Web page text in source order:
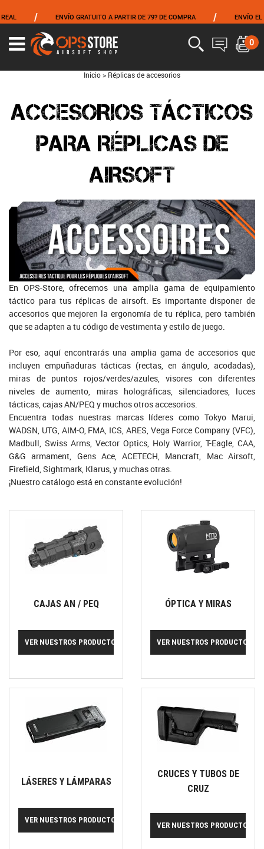
/ ENVÍO GRATUITO A PARTIR DE 79? DE COMPRA / ENVÍO EL
0
Inicio > Réplicas de accesorios
ACCESORIOS TÁCTICOS
PARA RÉPLICAS DE
AIRSOFT
En OPS-Store, ofrecemos una amplia gama de equipamiento
táctico para tus réplicas de airsoft. Es importante disponer de
accesorios que mejoren la ergonomía de tu réplica, pero también
que se adapten a tu código de vestimenta y estilo de juego.
Por eso, aquí encontrarás una amplia gama de accesorios que
incluyen empuñaduras tácticas (rectas, en ángulo, acodadas),
miras de puntos rojos/verdes/azules, visores con diferentes
niveles de aumento, miras holográficas, silenciadores, luces
tácticas, cajas AN/PEQ y muchos otros accesorios.
Encuentra todas nuestras marcas líderes como Tokyo Marui,
WADSN, UTG, AIM-O, FMA, ICS, ARES, Vega Force Company (VFC),
Madbull, Swiss Arms, Vector Optics, Holy Warrior, T-Eagle, CAA,
G&G armament, Gens Ace, ACETECH, Mancraft, Mac Airsoft,
Firefield, Sightmark, Klarus, y muchas otras.
¡Nuestro catálogo está en constante evolución!
CAJAS AN / PEQ
VER NUESTROS PRODUCTOS
ÓPTICA Y MIRAS
VER NUESTROS PRODUCTOS
LÁSERES Y LÁMPARAS
VER NUESTROS PRODUCTOS
CRUCES Y TUBOS DE
CRUZ
VER NUESTROS PRODUCTOS